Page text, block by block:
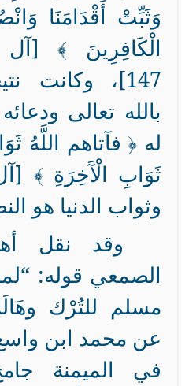
وَثَبِّتْ أَقْدَامَنَا
147]، وكانت
بالله تعالى
له ﴿ فآتاهم اللَّهُ
وثواب الدنيا هو
وقد نقل
الصمعي قوله:
مسلم للتُرْك
عن محمد ابن
في الميمنة